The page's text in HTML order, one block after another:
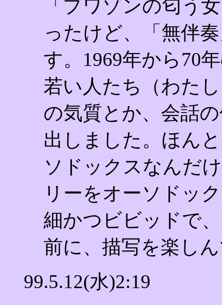
「プワゾンの匂う
ったけど、「無伴
す。1969年から70
若い人たち（わた
の気質とか、会話
出しました。ほん
ソドックスなんだ
リーをオーソドッ
細かつビビッドで
前に、描写を楽し
99.5.12(水)2:19